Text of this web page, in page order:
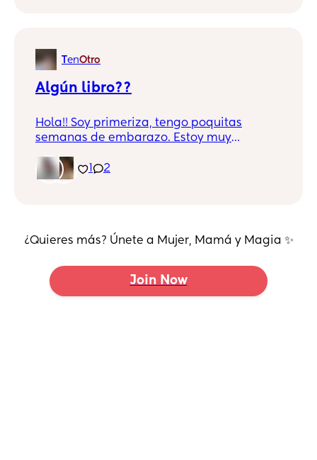
enOtro
Algún libro??
Hola!! Soy primeriza, tengo poquitas
semanas de embarazo. Estoy muy
libro que me guíe de una forma mágica y
linda. ¿Tienes alguna recomendación? :D
2
¿Quieres más? Únete a Mujer, Mamá y Magia ✨
Join Now